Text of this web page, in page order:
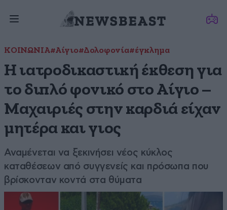
ΚΟΙΝΩΝΙΑ#Αίγιο#Δολοφονία#έγκλημα
Η ιατροδικαστική έκθεση για
το διπλό φονικό στο Αίγιο –
Μαχαιριές στην καρδιά είχαν
μητέρα και γιος
Αναμένεται να ξεκινήσει νέος κύκλος
καταθέσεων από συγγενείς και πρόσωπα που
βρίσκονταν κοντά στα θύματα